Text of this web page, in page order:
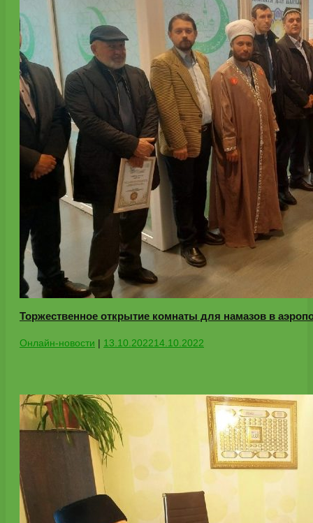
Торжественное открытие комнаты для намазов в
Онлайн-новости | 13.10.202214.10.2022